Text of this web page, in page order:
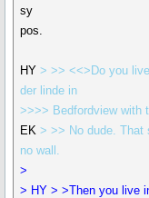
sy
pos.
HY> >> <<>Do you
der linde in
>>>> Bedfordview with
EK> >> No dude. That
no wall.
>
> HY > >Then you live